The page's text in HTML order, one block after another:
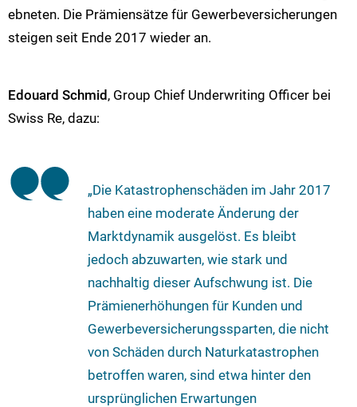
ebneten. Die Prämiensätze für Gewerbeversicherungen
steigen seit Ende 2017 wieder an.
Edouard Schmid , Group Chief Underwriting Officer bei
Swiss Re, dazu:
„Die Katastrophenschäden im Jahr 2017
haben eine moderate Änderung der
Marktdynamik ausgelöst. Es bleibt
jedoch abzuwarten, wie stark und
nachhaltig dieser Aufschwung ist. Die
Prämienerhöhungen für Kunden und
Gewerbeversicherungssparten, die nicht
von Schäden durch Naturkatastrophen
betroffen waren, sind etwa hinter den
ursprünglichen Erwartungen